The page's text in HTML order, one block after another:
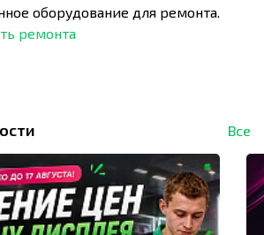
оборудование для ремонта.
ремонта
Все